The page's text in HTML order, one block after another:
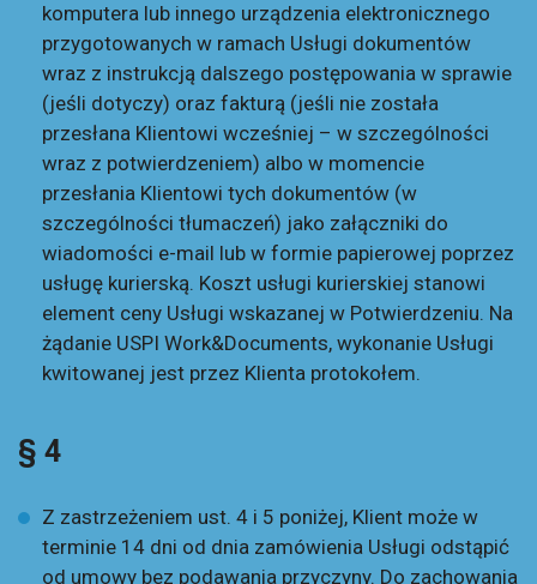
komputera lub innego urządzenia elektronicznego
przygotowanych w ramach Usługi dokumentów
wraz z instrukcją dalszego postępowania w sprawie
(jeśli dotyczy) oraz fakturą (jeśli nie została
przesłana Klientowi wcześniej – w szczególności
wraz z potwierdzeniem) albo w momencie
przesłania Klientowi tych dokumentów (w
szczególności tłumaczeń) jako załączniki do
wiadomości e-mail lub w formie papierowej poprzez
usługę kurierską. Koszt usługi kurierskiej stanowi
element ceny Usługi wskazanej w Potwierdzeniu. Na
żądanie USPI Work&Documents, wykonanie Usługi
kwitowanej jest przez Klienta protokołem.
§ 4
Z zastrzeżeniem ust. 4 i 5 poniżej, Klient może w
terminie 14 dni od dnia zamówienia Usługi odstąpić
od umowy bez podawania przyczyny. Do zachowania